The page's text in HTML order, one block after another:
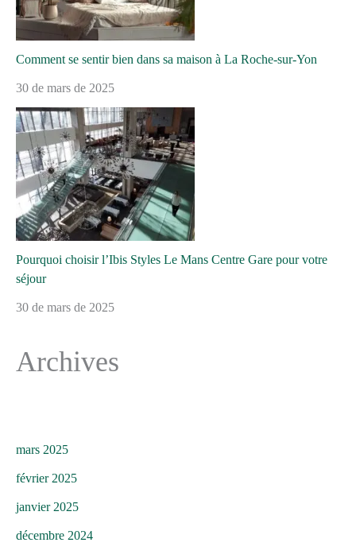
Comment se sentir bien dans sa maison à La Roche-sur-Yon
30 de mars de 2025
Pourquoi choisir l’Ibis Styles Le Mans Centre Gare pour votre
séjour
30 de mars de 2025
Archives
mars 2025
février 2025
janvier 2025
décembre 2024